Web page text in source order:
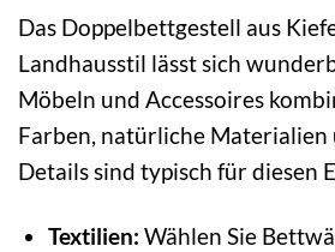
Das Doppelbettgestell aus
Landhausstil lässt sich
Möbeln und Accessoires
Farben, natürliche Materialien
Details sind typisch für diesen
Textilien: Wählen Sie